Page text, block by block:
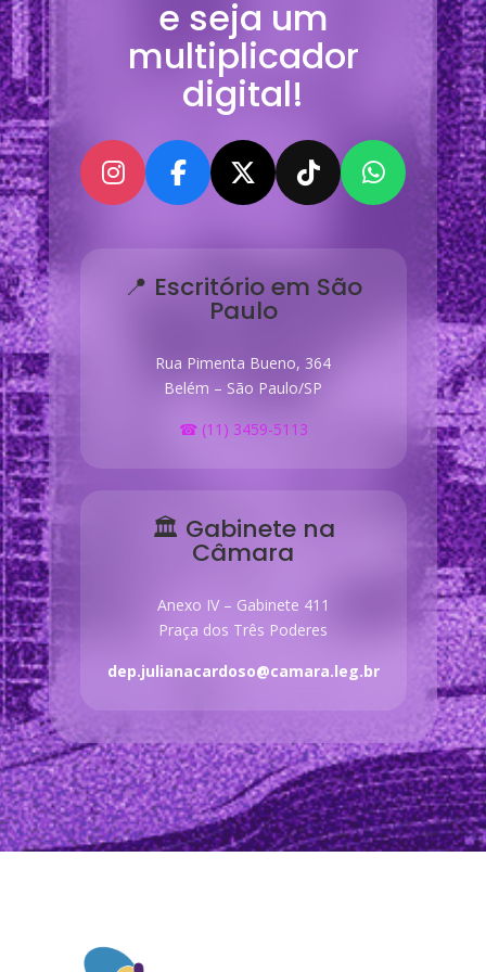
e seja um
multiplicador
digital!
📍 Escritório em São
Paulo
Rua Pimenta Bueno, 364
Belém – São Paulo/SP
☎ (11) 3459-5113
🏛 Gabinete na
Câmara
Anexo IV – Gabinete 411
Praça dos Três Poderes
dep.julianacardoso@camara.leg.br